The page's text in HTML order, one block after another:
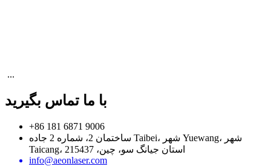
‎‏‎ ...
با ما تماس بگیرید
‎+86 181 6871 9006‎
ساختمان 2، شماره 2 جاده Taibei، شهر Yuewang، شهر
Taicang، استان جیانگ سو، چین، 215437
info@aeonlaser.com